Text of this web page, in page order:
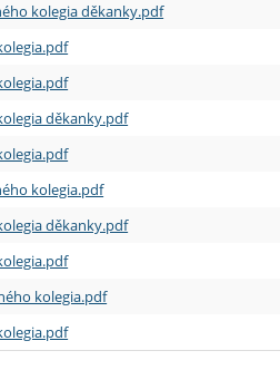
kolegia děkanky.pdf
děkanky.pdf
kolegia.pdf
děkanky.pdf
kolegia.pdf